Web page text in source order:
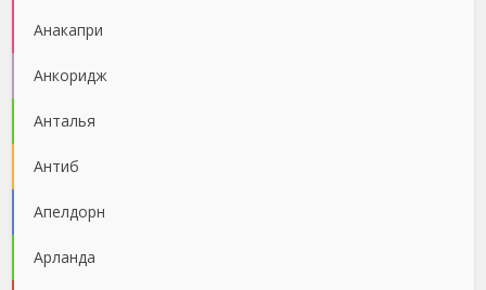
Анакапри
Анкоридж
Анталья
Антиб
Апелдорн
Арланда